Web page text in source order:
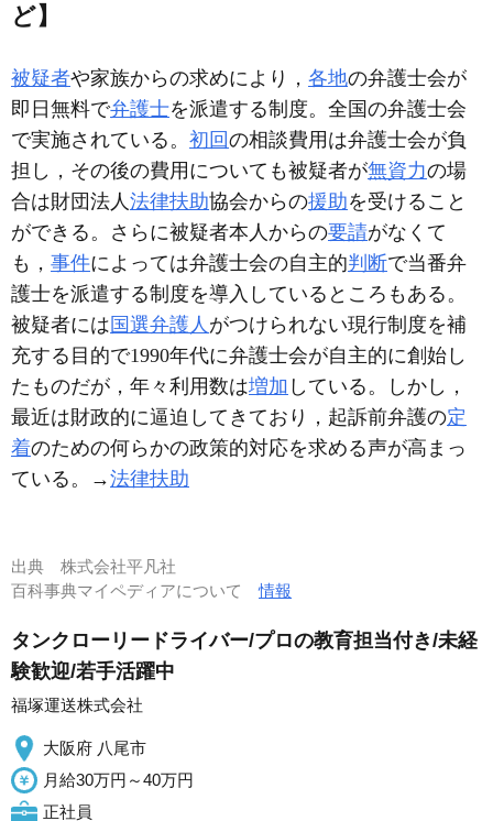
ど】
被疑者や家族からの求めにより， 各地の弁護士会が
即日無料で弁護士を派遣する制度。全国の弁護士会
で実施されている。 初回の相談費用は弁護士会が負
担し，その後の費用についても被疑者が無資力の場
合は財団法人 法律扶助協会からの援助を受けること
ができる。さらに被疑者本人からの要請がなくて
も， 事件によっては弁護士会の自主的判断で当番弁
護士を派遣する制度を導入しているところもある。
被疑者には国選弁護人 がつけられない現行制度を補
充する目的で1990年代に弁護士会が自主的に創始し
たものだが，年々利用数は増加 している。しかし，
最近は財政的に逼迫してきており，起訴前弁護の定
着のための何らかの政策的対応を求める声が高まっ
ている。→法律扶助
出典 株式会社平凡社
百科事典マイペディアについて情報
タンクローリードライバー/プロの教育担当付き/未経
験歓迎/若手活躍中
福塚運送株式会社
大阪府 八尾市
月給30万円～40万円
正社員